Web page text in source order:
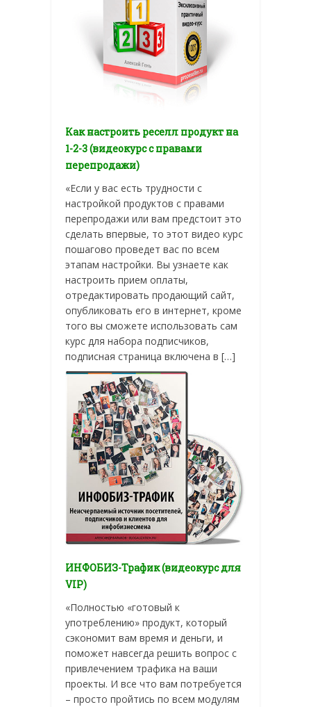
Как настроить реселл продукт на
1-2-3 (видеокурс с правами
перепродажи)
«Если у вас есть трудности с
настройкой продуктов с правами
перепродажи или вам предстоит это
сделать впервые, то этот видео курс
пошагово проведет вас по всем
этапам настройки. Вы узнаете как
настроить прием оплаты,
отредактировать продающий сайт,
опубликовать его в интернет, кроме
того вы сможете использовать сам
курс для набора подписчиков,
подписная страница включена в […]
ИНФОБИЗ-Трафик (видеокурс для
VIP)
«Полностью «готовый к
употреблению» продукт, который
сэкономит вам время и деньги, и
поможет навсегда решить вопрос с
привлечением трафика на ваши
проекты. И все что вам потребуется
– просто пройтись по всем модулям